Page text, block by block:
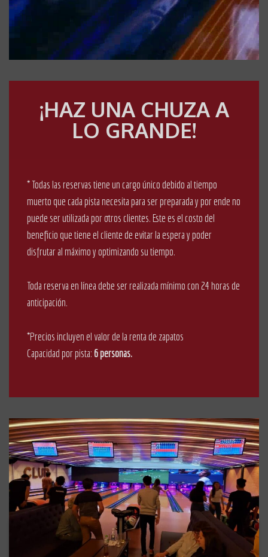
¡HAZ UNA CHUZA A
LO GRANDE!
* Todas las reservas tiene un cargo único debido al tiempo
muerto que cada pista necesita para ser preparada y por ende no
puede ser utilizada por otros clientes. Este es el costo del
beneficio que tiene el cliente de evitar la espera y poder
disfrutar al máximo y optimizando su tiempo.
Toda reserva en línea debe ser realizada mínimo con 24 horas de
anticipación.
*Precios incluyen el valor de la renta de zapatos
Capacidad por pista: 6 personas.